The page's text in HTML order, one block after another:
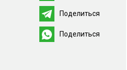
Поделиться
Поделиться